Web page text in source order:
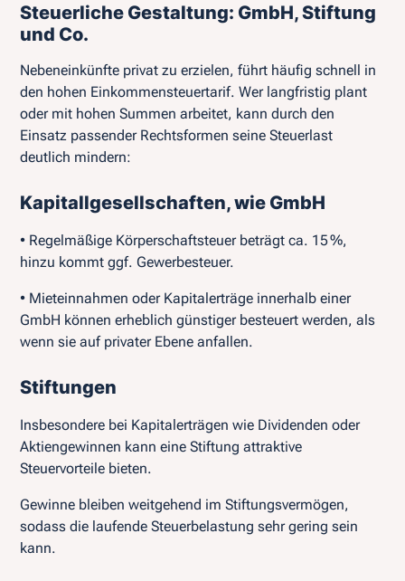
Steuerliche Gestaltung: GmbH, Stiftung
und Co.
Nebeneinkünfte privat zu erzielen, führt häufig schnell in
den hohen Einkommensteuertarif. Wer langfristig plant
oder mit hohen Summen arbeitet, kann durch den
Einsatz passender Rechtsformen seine Steuerlast
deutlich mindern:
Kapitallgesellschaften, wie GmbH
• Regelmäßige Körperschaftsteuer beträgt ca. 15 %,
hinzu kommt ggf. Gewerbesteuer.
• Mieteinnahmen oder Kapitalerträge innerhalb einer
GmbH können erheblich günstiger besteuert werden, als
wenn sie auf privater Ebene anfallen.
Stiftungen
Insbesondere bei Kapitalerträgen wie Dividenden oder
Aktiengewinnen kann eine Stiftung attraktive
Steuervorteile bieten.
Gewinne bleiben weitgehend im Stiftungsvermögen,
sodass die laufende Steuerbelastung sehr gering sein
kann.